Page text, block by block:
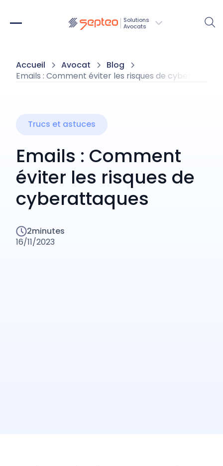
Solutions
Avocats
Accueil Avocat
Blog
Emails : Comment éviter les risques de
Trucs et astuces
Emails : Comment
éviter les risques de
cyberattaques
2minutes
16/11/2023